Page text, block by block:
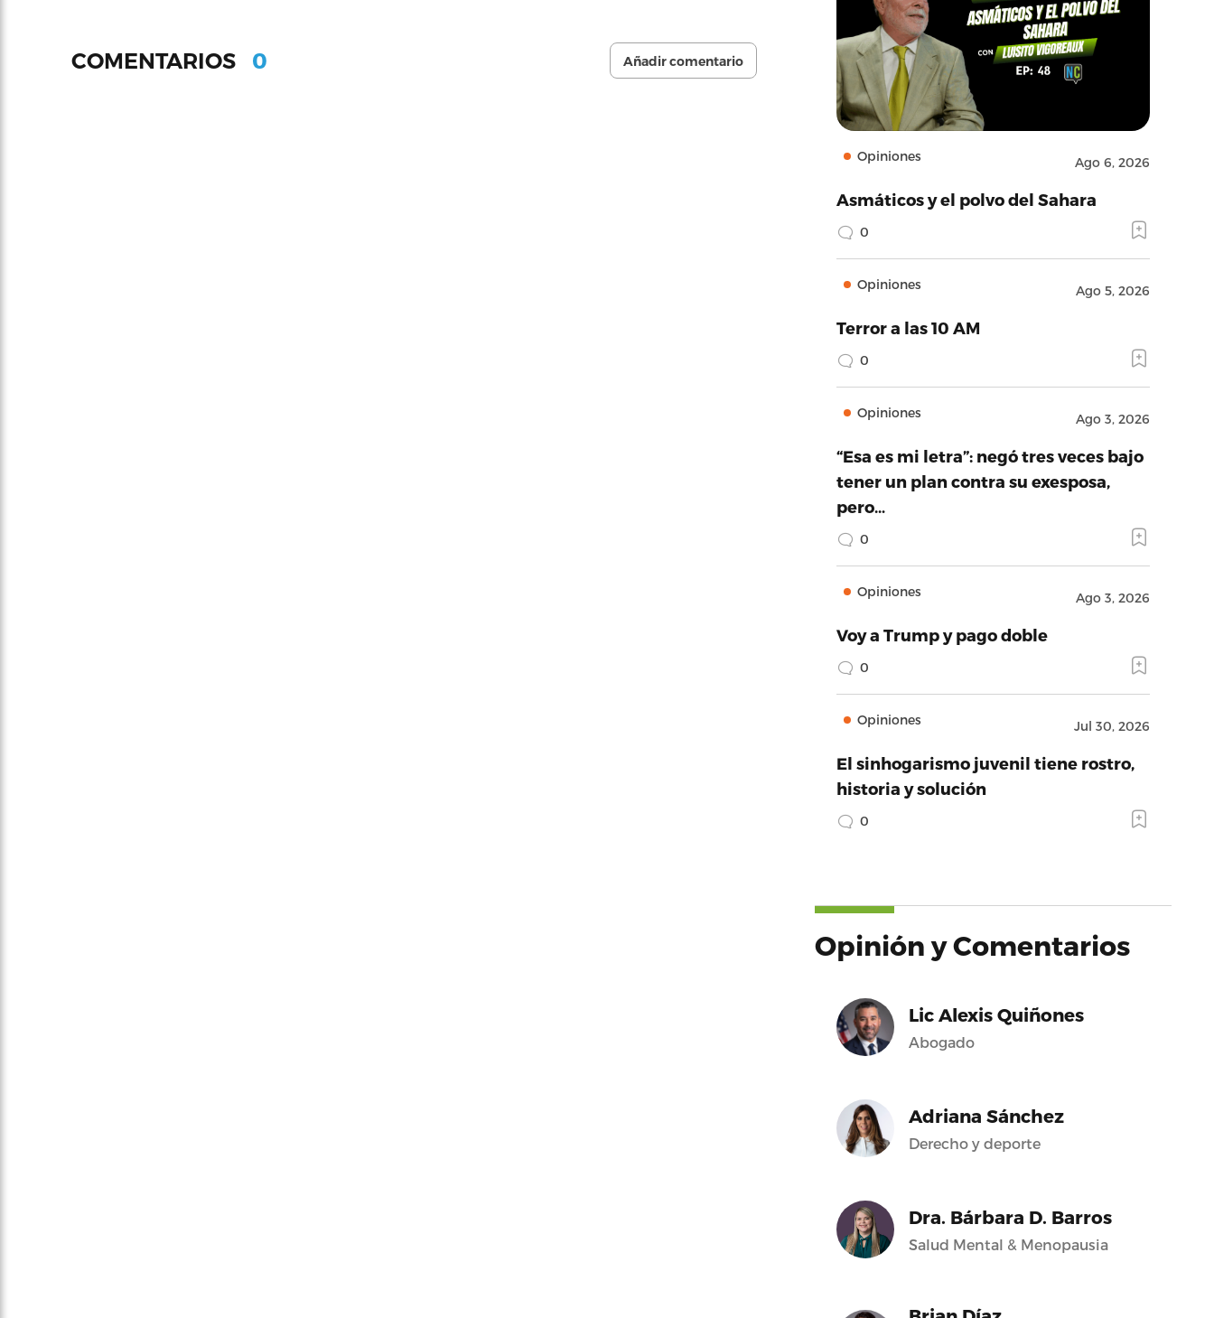
COMENTARIOS 0 Añadir comentario
Opiniones Ago 6, 2026
Asmáticos y el polvo del Sahara
0
Opiniones Ago 5, 2026
Terror a las 10 AM
0
Opiniones Ago 3, 2026
“Esa es mi letra”: negó tres veces bajo
tener un plan contra su exesposa,
pero…
0
Opiniones Ago 3, 2026
Voy a Trump y pago doble
0
Opiniones Jul 30, 2026
El sinhogarismo juvenil tiene rostro,
historia y solución
0
Opinión y Comentarios
Lic Alexis Quiñones
Abogado
Adriana Sánchez
Derecho y deporte
Dra. Bárbara D. Barros
Salud Mental & Menopausia